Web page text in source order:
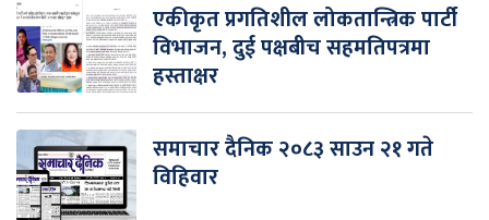
एकीकृत प्रगतिशील लोकतान्त्रिक पार्टी
विभाजन, दुई पक्षबीच सहमतिपत्रमा
हस्ताक्षर
समाचार दैनिक २०८३ साउन २१ गते
विहिवार